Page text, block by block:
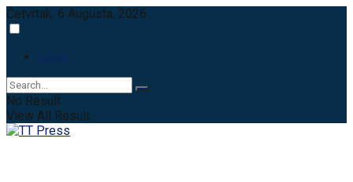
Četvrtak, 6 Augusta, 2026
Login
No Result
View All Result